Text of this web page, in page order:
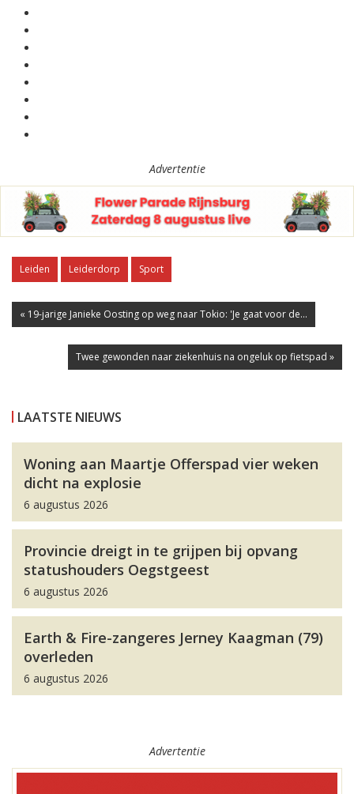
Advertentie
Leiden Leiderdorp Sport
« 19-jarige Janieke Oosting op weg naar Tokio: 'Je gaat voor de...
Twee gewonden naar ziekenhuis na ongeluk op fietspad »
LAATSTE NIEUWS
Woning aan Maartje Offerspad vier weken
dicht na explosie
6 augustus 2026
Provincie dreigt in te grijpen bij opvang
statushouders Oegstgeest
6 augustus 2026
Earth & Fire-zangeres Jerney Kaagman (79)
overleden
6 augustus 2026
Advertentie